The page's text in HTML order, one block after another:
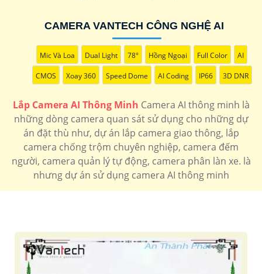
CAMERA VANTECH CÔNG NGHỆ AI
Mic Và Loa Dual Light 78° Hồng Ngoại Full Color AI
CMOS Xoay 360 Speed Dome AI Coding IP66 3D DNR
Lắp Camera AI Thông Minh Camera AI thông minh là
những dòng camera quan sát sử dụng cho những dự
án đặt thù như, dự án lắp camera giao thông, lắp
camera chống trộm chuyên nghiệp, camera đếm
người, camera quản lý tự động, camera phân làn xe. là
nhưng dự án sử dụng camera AI thông minh